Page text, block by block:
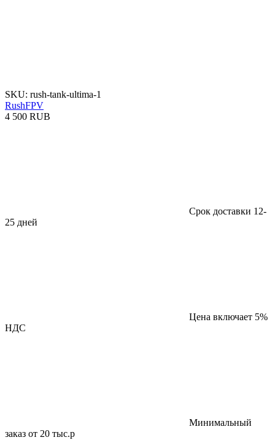
SKU: rush-tank-ultima-1
RushFPV
4 500 RUB
Срок доставки 12-
25 дней
Цена включает 5%
НДС
Минимальный
заказ от 20 тыс.р